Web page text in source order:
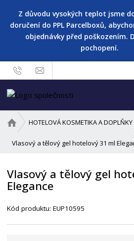
Z důvodu vysokých teplot jsme
doručení do PPL Parcelboxů,
objednávky před poškozením.
pochopení.
v
o
í
s
r
HOTELOVÁ KOSMETIKA A DOPLŇKY
Vlasový a tělový gel hotelový 31 ml
Vlasový a tělový gel
Elegance
Kód produktu:EUP10595